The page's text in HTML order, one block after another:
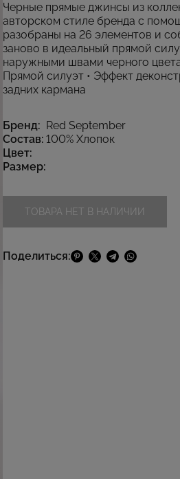
Черные прямые джинсы из
авторском стиле бренда с
разобраны на 26 элементов и
заново в идеальный прямой
наружными швами черного
Прямой силуэт • Эффект
задних кармана
Бренд: Red September
Состав: 100% Хлопок
Цвет:
Размер:
ТОВАРА НЕТ В НАЛИЧИИ
Поделиться: